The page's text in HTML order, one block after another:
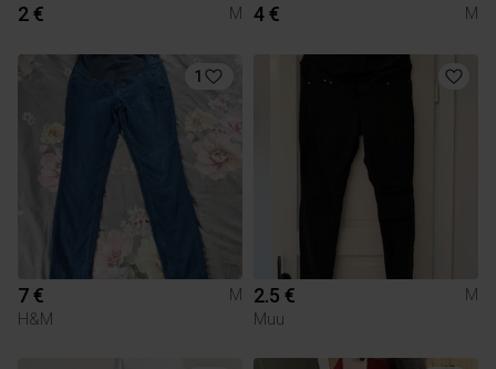
2 € M 4 € M
1
7 €
M
H&M
2.5 €
M
Muu